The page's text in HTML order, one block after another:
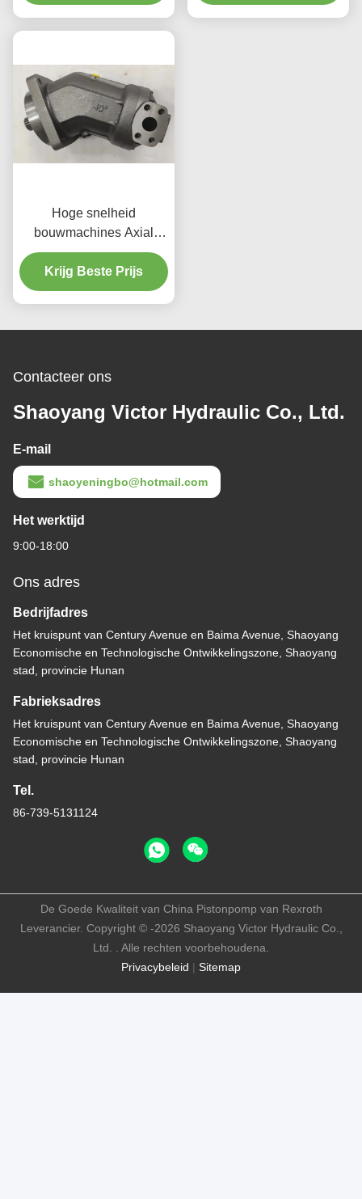
Hoge snelheid
bouwmachines Axial
zuigermotor A2FM 5500
RPM
Krijg Beste Prijs
Contacteer ons
Shaoyang Victor Hydraulic Co., Ltd.
E-mail
shaoyeningbo@hotmail.com
Het werktijd
9:00-18:00
Ons adres
Bedrijfadres
Het kruispunt van Century Avenue en Baima Avenue, Shaoyang
Economische en Technologische Ontwikkelingszone, Shaoyang
stad, provincie Hunan
Fabrieksadres
Het kruispunt van Century Avenue en Baima Avenue, Shaoyang
Economische en Technologische Ontwikkelingszone, Shaoyang
stad, provincie Hunan
Tel.
86-739-5131124
Privacybeleid | Sitemap
De Goede Kwaliteit van China Pistonpomp van Rexroth
Leverancier. Copyright © -2026 Shaoyang Victor Hydraulic Co.,
Ltd. . Alle rechten voorbehoudena.